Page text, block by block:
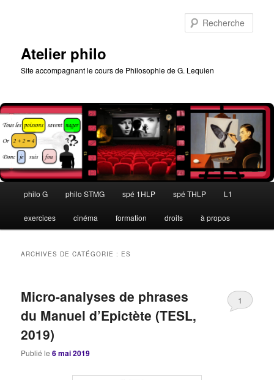
Atelier philo
Site accompagnant le cours de Philosophie de G. Lequien
principal
philo G philo STMG spé 1HLP spé THLP L1
exercices cinéma formation droits à propos
ARCHIVES DE CATÉGORIE : ES
Micro-analyses de phrases
du Manuel d’Epictète (TESL,
2019)
Publié le6 mai 2019
1